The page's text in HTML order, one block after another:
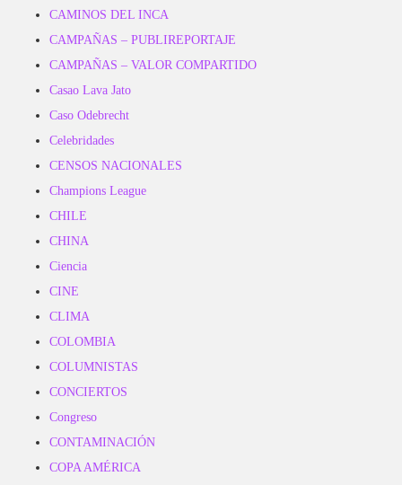
CAMINOS DEL INCA
CAMPAÑAS – PUBLIREPORTAJE
CAMPAÑAS – VALOR COMPARTIDO
Casao Lava Jato
Caso Odebrecht
Celebridades
CENSOS NACIONALES
Champions League
CHILE
CHINA
Ciencia
CINE
CLIMA
COLOMBIA
COLUMNISTAS
CONCIERTOS
Congreso
CONTAMINACIÓN
COPA AMÉRICA